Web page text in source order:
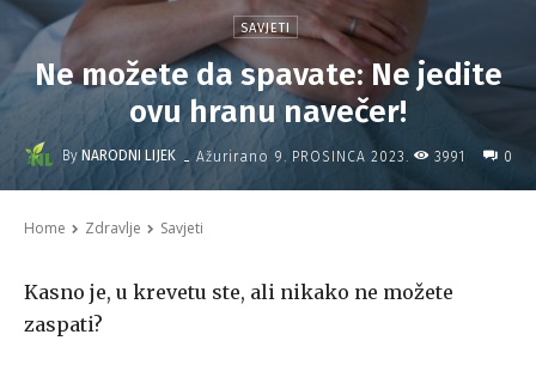
SAVJETI
Ne možete da spavate: Ne jedite
ovu hranu navečer!
By NARODNI LIJEK - Ažurirano 9. PROSINCA 2023. 3991 0
Home Zdravlje Savjeti
Kasno je, u krevetu ste, ali nikako ne možete
zaspati?